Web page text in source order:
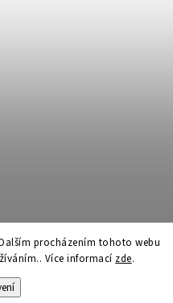
procházením tohoto webu
Více informací zde.